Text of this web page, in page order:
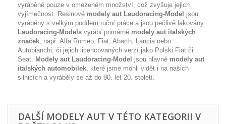
vyráběné pouze v omezeném množství, což zvyšuje jejich
vyjímečnost. Resinové modely aut Laudoracing-Model jsou
vyráběny s velkým podílem ruční práce a jsou pečlivě lakovány.
Laudoracing-Models vyrábí primárně modely aut italských
značek, např. Alfa Romeo, Fiat, Abarth, Lancia nebo
Autobianchi, či jejich licencovaných verzí jako Polski Fiat či
Seat. Modely aut Laudoracing-Model jsou hlavně modely aut
italských automobilek, které jsme mohli vidět i na našich
silnicích a vyráběly se až do 90. let 20. století.
DALŠÍ MODELY AUT V TÉTO KATEGORII V